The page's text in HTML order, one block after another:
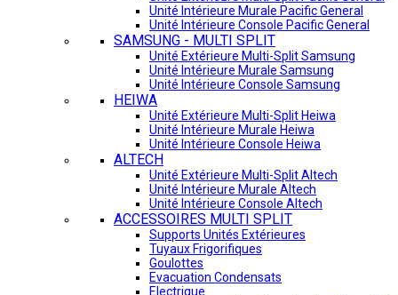
Unité Intérieure Murale Pacific General
Unité Intérieure Console Pacific General
SAMSUNG - MULTI SPLIT
Unité Extérieure Multi-Split Samsung
Unité Intérieure Murale Samsung
Unité Intérieure Console Samsung
HEIWA
Unité Extérieure Multi-Split Heiwa
Unité Intérieure Murale Heiwa
Unité Intérieure Console Heiwa
ALTECH
Unité Extérieure Multi-Split Altech
Unité Intérieure Murale Altech
Unité Intérieure Console Altech
ACCESSOIRES MULTI SPLIT
Supports Unités Extérieures
Tuyaux Frigorifiques
Goulottes
Evacuation Condensats
Electrique